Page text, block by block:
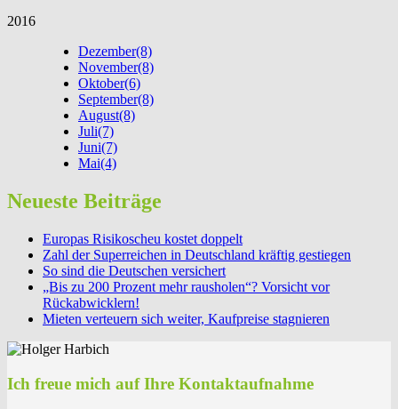
2016
Dezember(8)
November(8)
Oktober(6)
September(8)
August(8)
Juli(7)
Juni(7)
Mai(4)
Neueste Beiträge
Europas Risikoscheu kostet doppelt
Zahl der Superreichen in Deutschland kräftig gestiegen
So sind die Deutschen versichert
„Bis zu 200 Prozent mehr rausholen“? Vorsicht vor
Rückabwicklern!
Mieten verteuern sich weiter, Kaufpreise stagnieren
Ich freue mich auf Ihre Kontaktaufnahme